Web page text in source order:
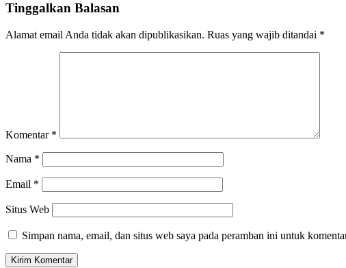
Tinggalkan Balasan
Alamat email Anda tidak akan dipublikasikan. Ruas yang wajib ditandai *
Komentar *
Nama *
Email *
Situs Web
Simpan nama, email, dan situs web saya pada peramban ini untuk